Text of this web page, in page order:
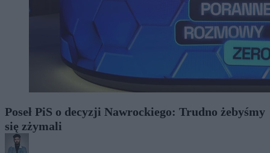
Poseł PiS o decyzji Nawrockiego: Trudno żebyśmy
się zżymali